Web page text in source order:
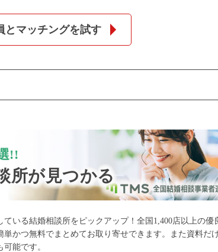
の中から
婚相談所をご紹
とマッチングを試す
!!
所が見つかる
いる結婚相談所をピックアップ！全国1,400店以上の優
かつ無料でまとめてお取り寄せできます。また資料だ
能です。